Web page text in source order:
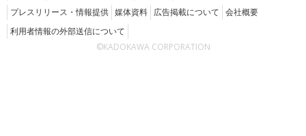
プレスリリース・情報提供 媒体資料 広告掲載について 会社概要
利用者情報の外部送信について
©KADOKAWA CORPORATION